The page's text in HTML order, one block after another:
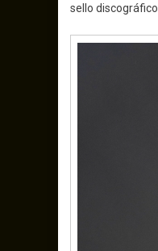
sello discográfico